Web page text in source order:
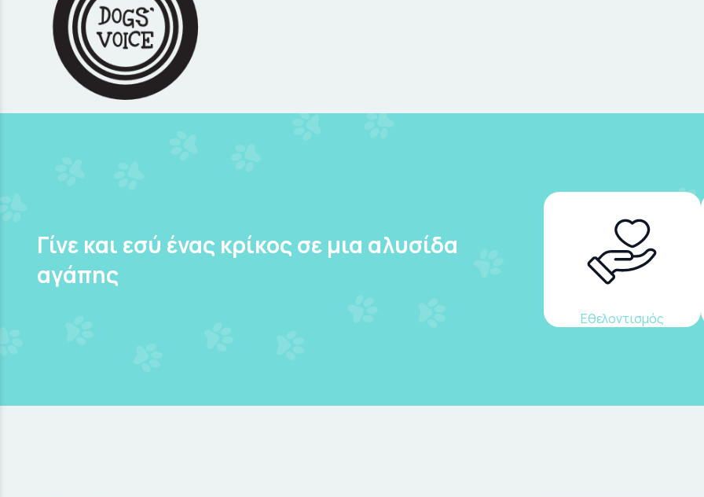
Γίνε και εσύ ένας κρίκος σε μια αλυσίδα
αγάπης
Εθελοντισμός